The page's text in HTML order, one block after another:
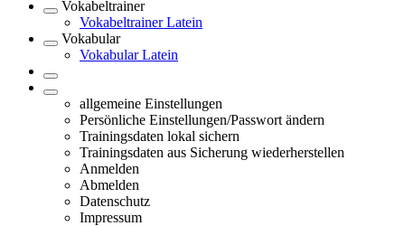
Vokabeltrainer
Vokabeltrainer Latein
Vokabular
Vokabular Latein
allgemeine Einstellungen
Persönliche Einstellungen/Passwort ändern
Trainingsdaten lokal sichern
Trainingsdaten aus Sicherung wiederherstellen
Anmelden
Abmelden
Datenschutz
Impressum